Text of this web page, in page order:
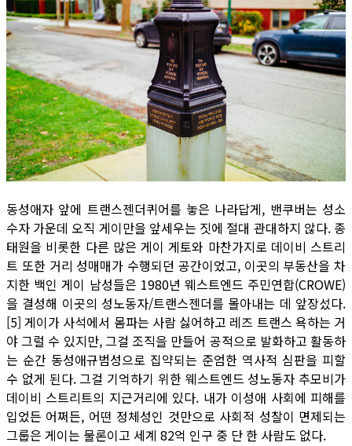
동성애자 앞에 트랜스젠더퀴어를 놓은 나라답게, 밴쿠버는 성소
수자 가운데 오직 게이만을 앞세우는 짓에 절대 관대하지 않다. 종
태원을 비롯한 다른 많은 게이 게토와 마찬가지로 데이비 스트리
트 또한 거리 성매매가 수행되던 공간이었고, 이곳의 부동산을 차
지한 백인 게이 남성들은 1980년 웨스트엔드 주민연합(CROWE)
을 결성해 이곳의 성노동자/트랜스젠더를 몰아내는 데 앞장섰다.
[5] 게이가 사석에서 몸파는 사람 싫어하고 레즈 트랜스 욕하는 거
야 그럴 수 있지만, 그걸 조직을 만들어 공적으로 발화하고 활동하
는 순간 동성애규범성으로 집약되는 준엄한 역사적 심판을 피할
수 없게 된다. 그걸 기억하기 위한 웨스트엔드 성노동자 추모비가
데이비 스트리트의 지근거리에 있다. 내가 이성애 사회에 피해를
입었든 어쩌든, 어떤 정체성인 것만으로 사회적 성찰이 면제되는
그룹은 게이는 물론이고 세계 82억 인구 중 단 한 사람도 없다.